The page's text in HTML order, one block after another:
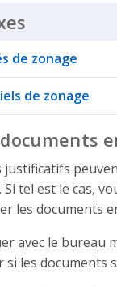
Click to
de zonage
de zonage
justificatifs
tel est le cas,
les documents
avec le bureau
les documents